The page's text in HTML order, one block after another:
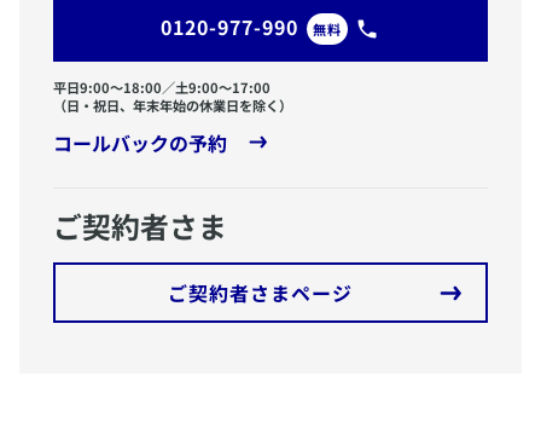
0120-977-990 無料
平日9:00〜18:00／土9:00〜17:00
（日・祝日、年末年始の休業日を除く）
コールバックの予約
ご契約者さま
ご契約者さまページ